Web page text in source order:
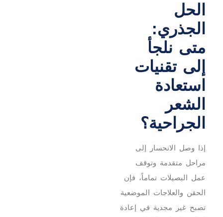
الحل
الجذري:
متى نلجأ
إلى تقنيات
استعادة
الشعر
الجراحية؟
إذا وصل الانحسار إلى
مراحل متقدمة وتوقف
عمل البصيلات تماماً، فإن
الحقن والعلاجات الموضعية
تصبح غير مجدية في إعادة